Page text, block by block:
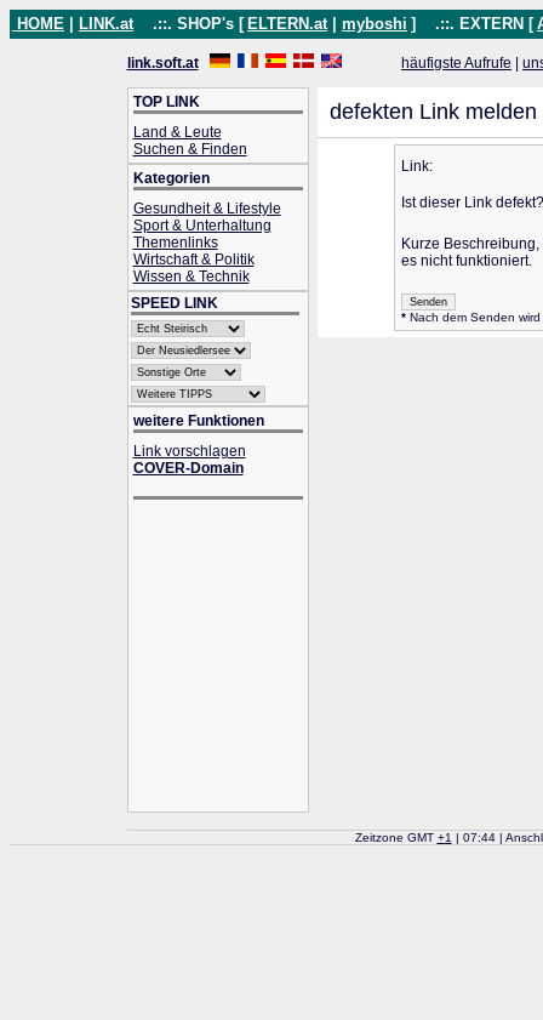
HOME LINK.at .::. SHOP's [ ELTERN.at myboshi ] .::. EXTERN [
link.soft.at häufigste Aufrufe
TOP LINK
Land & Leute
Suchen & Finden
Kategorien
Gesundheit & Lifestyle
Sport & Unterhaltung
Themenlinks
Wirtschaft & Politik
Wissen & Technik
SPEED LINK
weitere Funktionen
Link vorschlagen
COVER-Domain
defekten Link melden
Link:
Ist dieser Link defekt?
Kurze
es nicht funktioniert.
* Nach dem Senden
Zeitzone GMT +1 | 07:44 |